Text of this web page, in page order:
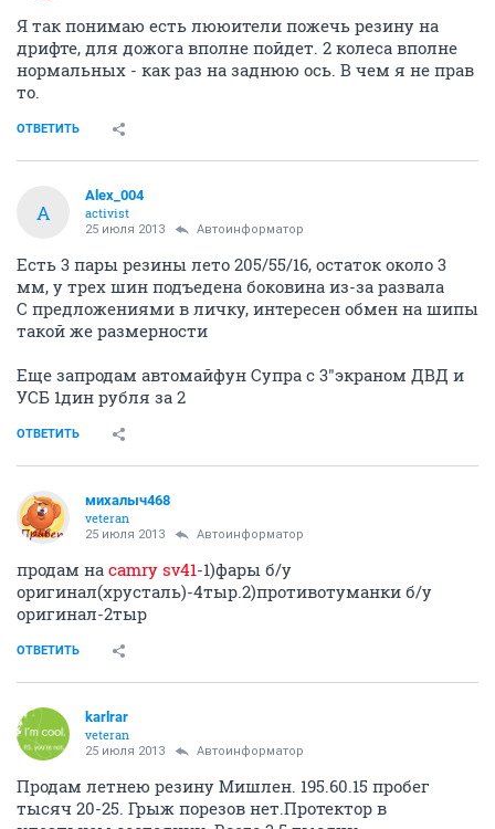
Я так понимаю есть лююители пожечь резину на
дрифте, для дожога вполне пойдет. 2 колеса вполне
нормальных - как раз на заднюю ось. В чем я не прав
то.
ОТВЕТИТЬ
A
Alex_004
activist
25 июля 2013 Автоинформатор
Есть 3 пары резины лето 205/55/16, остаток около 3
мм, у трех шин подъедена боковина из-за развала
С предложениями в личку, интересен обмен на шипы
такой же размерности
Еще запродам автомайфун Супра с 3"экраном ДВД и
УСБ 1дин рубля за 2
ОТВЕТИТЬ
михалыч468
veteran
25 июля 2013 Автоинформатор
продам на camry sv41-1)фары б/у
оригинал(хрусталь)-4тыр.2)противотуманки б/у
оригинал-2тыр
ОТВЕТИТЬ
karlrar
veteran
25 июля 2013 Автоинформатор
Продам летнею резину Мишлен. 195.60.15 пробег
тысяч 20-25. Грыж порезов нет.Протектор в